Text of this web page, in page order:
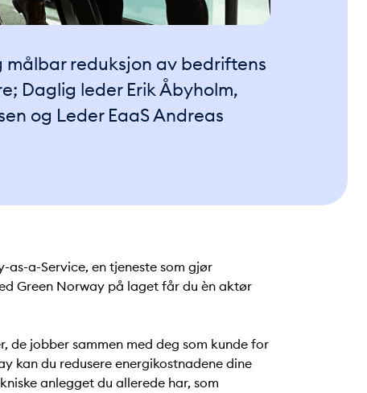
målbar reduksjon av bedriftens
Daglig leder Erik Åbyholm,
og Leder EaaS Andreas
as-a-Service, en tjeneste som gjør
Green Norway på laget får du èn aktør
de jobber sammen med deg som kunde for
kan du redusere energikostnadene dine
anlegget du allerede har, som